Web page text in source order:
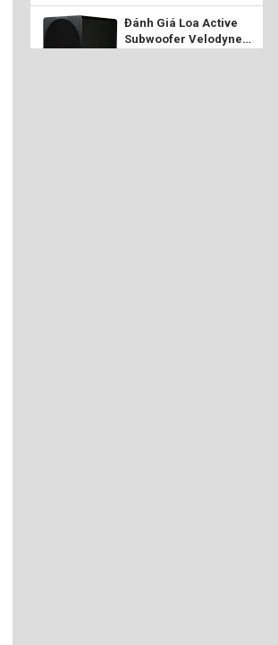
nghệ thuật tái tạo âm
nhạc
Đánh Giá Loa Active
Subwoofer Velodyne